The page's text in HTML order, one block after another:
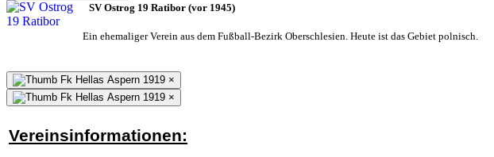
SV Ostrog 19 Ratibor (vor 1945)
Ein ehemaliger Verein aus dem Fußball-Bezirk Oberschlesien. Heute ist das Gebiet polnisch.
×
×
Vereinsinformationen: